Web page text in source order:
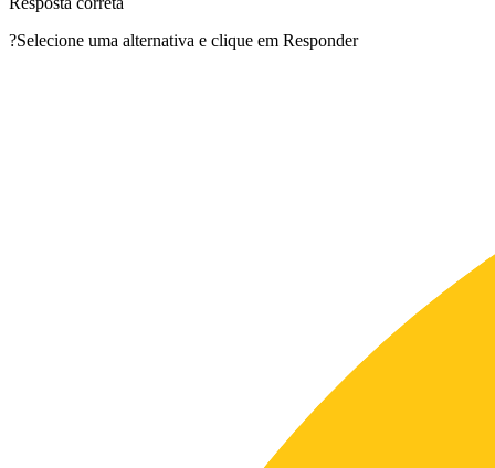
?Selecione uma alternativa e clique em Responder